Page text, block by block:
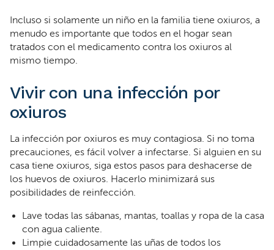
Incluso si solamente un niño en la familia tiene oxiuros, a
menudo es importante que todos en el hogar sean
tratados con el medicamento contra los oxiuros al
mismo tiempo.
Vivir con una infección por
oxiuros
La infección por oxiuros es muy contagiosa. Si no toma
precauciones, es fácil volver a infectarse. Si alguien en su
casa tiene oxiuros, siga estos pasos para deshacerse de
los huevos de oxiuros. Hacerlo minimizará sus
posibilidades de reinfección.
Lave todas las sábanas, mantas, toallas y ropa de la casa
con agua caliente.
Limpie cuidadosamente las uñas de todos los